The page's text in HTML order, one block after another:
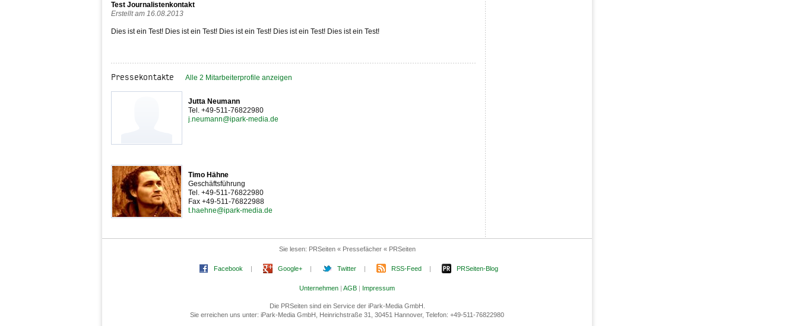
Test Journalistenkontakt
Erstellt am 16.08.2013
Dies ist ein Test! Dies ist ein Test! Dies ist ein Test! Dies ist ein Test! Dies ist ein Test!
Pressekontakte Alle 2 Mitarbeiterprofile anzeigen
Jutta Neumann
Tel. +49-511-76822980
j.neumann@ipark-media.de
Timo Hähne
Geschäftsführung
Tel. +49-511-76822980
Fax +49-511-76822988
t.haehne@ipark-media.de
Sie lesen: PRSeiten « Pressefächer « PRSeiten
Facebook | Google+ | Twitter | RSS-Feed | PRSeiten-Blog
Unternehmen | AGB | Impressum
Die PRSeiten sind ein Service der iPark-Media GmbH.
Sie erreichen uns unter: iPark-Media GmbH, Heinrichstraße 31, 30451 Hannover, Telefon: +49-511-76822980